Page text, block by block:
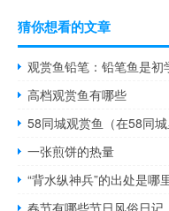
猜你想看的文章
观赏鱼铅笔：铅笔鱼是初
高档观赏鱼有哪些
58同城观赏鱼（在58同
一张煎饼的热量
“背水纵神兵”的出处是哪
春节有哪些节日风俗日记